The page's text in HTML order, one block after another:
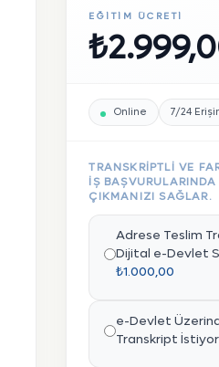
EĞITIM ÜCRETI
Online 7/24
TRANSKRIPTLI VE
IŞ
ÇIKMANIZI SAĞLAR.
Adrese Teslim
Dijital e-Devlet
₺1.000,00
e-Devlet
Transkript